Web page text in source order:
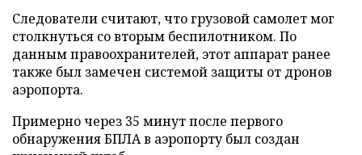
Следователи считают, что грузовой самолет мог
столкнуться со вторым беспилотником. По
данным правоохранителей, этот аппарат ранее
также был замечен системой защиты от дронов
аэропорта.
Примерно через 35 минут после первого
обнаружения БПЛА в аэропорту был создан